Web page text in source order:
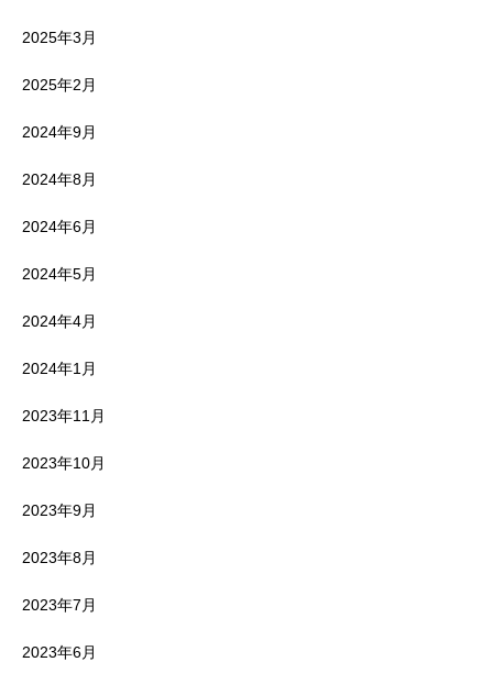
2025年3月
2025年2月
2024年9月
2024年8月
2024年6月
2024年5月
2024年4月
2024年1月
2023年11月
2023年10月
2023年9月
2023年8月
2023年7月
2023年6月